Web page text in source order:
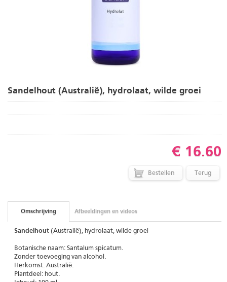
Sandelhout (Australië), hydrolaat, wilde groei
€ 16.60
Terug
Omschrijving Afbeeldingen en videos
Sandelhout(Australië), hydrolaat, wilde groei
Botanische naam: Santalum spicatum.
Zonder toevoeging van alcohol.
Herkomst: Australië.
Plantdeel: hout.